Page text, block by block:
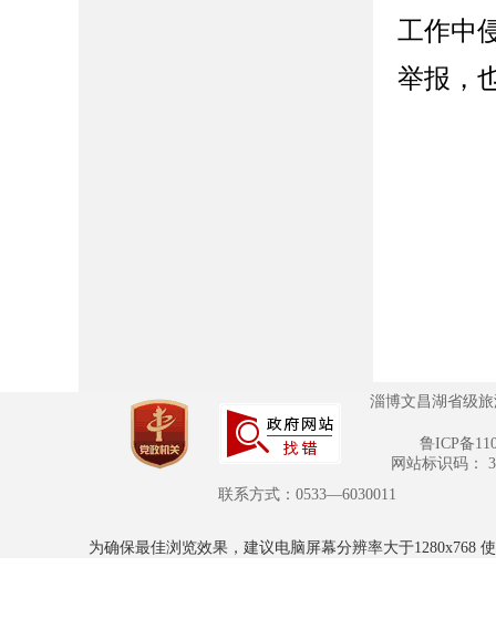
工作中
举报，
淄博文昌湖省级
鲁ICP备
网站标识码：
联系方式：0533—6030011
为确保最佳浏览效果，建议电脑屏幕分辨率大于1280x768